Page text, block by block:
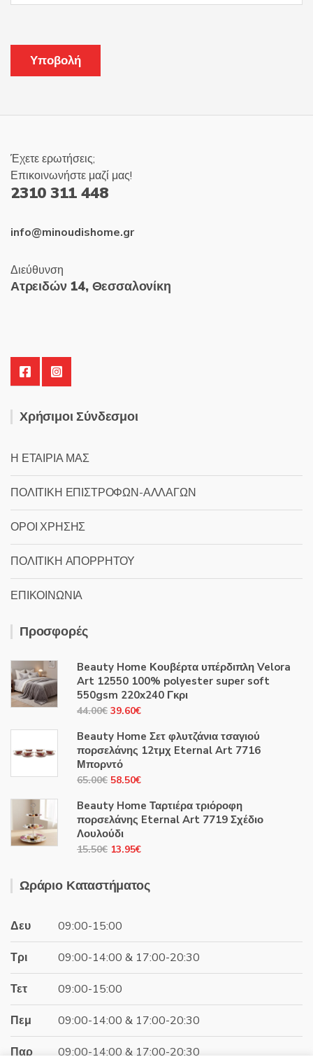
Έχετε ερωτήσεις;
Επικοινωνήστε μαζί μας!
2310 311 448
info@minoudishome.gr
Διεύθυνση
Ατρειδών 14, Θεσσαλονίκη
Χρήσιμοι Σύνδεσμοι
Η ΕΤΑΙΡΙΑ ΜΑΣ
ΠΟΛΙΤΙΚΗ ΕΠΙΣΤΡΟΦΩΝ-ΑΛΛΑΓΩΝ
ΟΡΟΙ ΧΡΗΣΗΣ
ΠΟΛΙΤΙΚΗ ΑΠΟΡΡΗΤΟΥ
ΕΠΙΚΟΙΝΩΝΙΑ
Προσφορές
Beauty Home Κουβέρτα υπέρδιπλη Velora
Art 12550 100% polyester super soft
550gsm 220x240 Γκρι
44.00€ Original
was:
44.00€.
39.60€Η
τιμή
είναι:
39.60€.
Beauty Home Σετ φλυτζάνια τσαγιού
πορσελάνης 12τμχ Eternal Art 7716
Μπορντό
65.00€ Original
was:
65.00€.
58.50€Η
τιμή
58.50€.
Beauty Home Ταρτιέρα τριόροφη
πορσελάνης Eternal Art 7719 Σχέδιο
Λουλούδι
15.50€ Original
was:
13.95€Η
τιμή
Ωράριο Καταστήματος
Δευ 09:00-15:00
Τρι 09:00-14:00 & 17:00-20:30
Τετ 09:00-15:00
Πεμ 09:00-14:00 & 17:00-20:30
Παρ 09:00-14:00 & 17:00-20:30